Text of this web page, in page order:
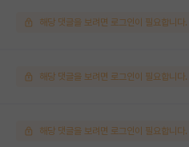
해당 댓글을 보려면 로그인이 필요합니다.
해당 댓글을 보려면 로그인이 필요합니다.
해당 댓글을 보려면 로그인이 필요합니다.